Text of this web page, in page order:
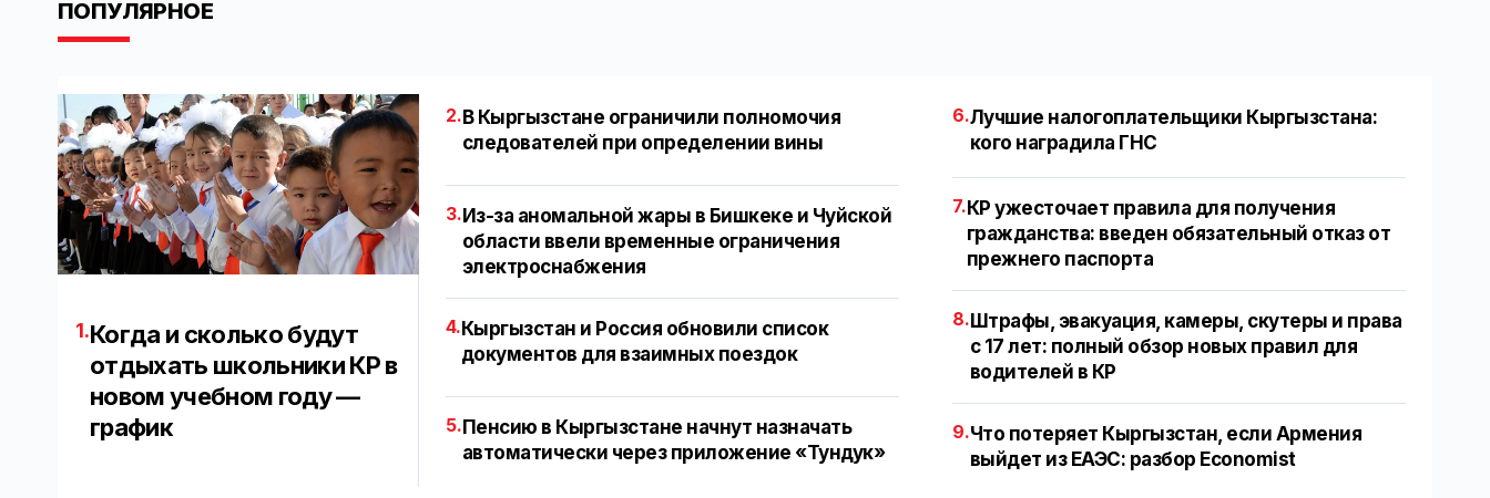
ПОПУЛЯРНОЕ
1.Когда и сколько будут
отдыхать школьники КР в
новом учебном году —
график
2. В Кыргызстане ограничили полномочия
следователей при определении вины
3.Из-за аномальной жары в Бишкеке и Чуйской
области ввели временные ограничения
электроснабжения
4.Кыргызстан и Россия обновили список
документов для взаимных поездок
5.Пенсию в Кыргызстане начнут назначать
автоматически через приложение «Тундук»
6.Лучшие налогоплательщики Кыргызстана:
кого наградила ГНС
7. КР ужесточает правила для получения
гражданства: введен обязательный отказ от
прежнего паспорта
8. Штрафы, эвакуация, камеры, скутеры и права
с 17 лет: полный обзор новых правил для
водителей в КР
9.Что потеряет Кыргызстан, если Армения
выйдет из ЕАЭС: разбор Economist